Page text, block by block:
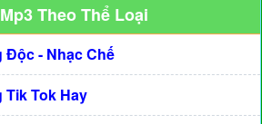
Theo Thể Loại
Độc - Nhạc Chế
Tik Tok Hay